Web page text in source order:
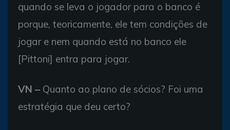
quando se leva o jogador para o banco é
porque, teoricamente, ele tem condições de
jogar e nem quando está no banco ele
[Pittoni] entra para jogar.
VN – Quanto ao plano de sócios? Foi uma
estratégia que deu certo?